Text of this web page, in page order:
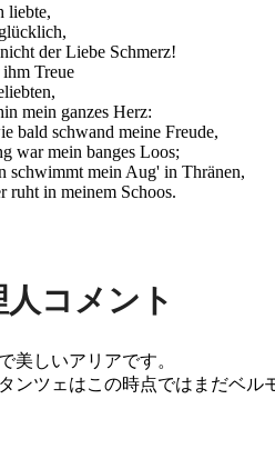
liebte,
der Liebe Schmerz!
Treue
mein ganzes Herz:
bald schwand meine Freude,
war mein banges Loos;
schwimmt mein Aug' in Thränen,
ruht in meinem Schoos.
人コメント
美しいアリアです。
ンツェはこの時点ではまだベル